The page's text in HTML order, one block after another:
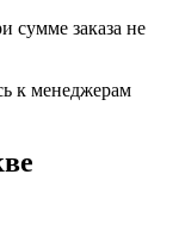
сумме заказа не
к менеджерам